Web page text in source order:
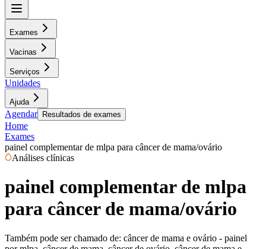
Exames
Vacinas
Serviços
Unidades
Ajuda
Agendar Resultados de exames
Home
Exames
painel complementar de mlpa para câncer de mama/ovário
Análises clínicas
painel complementar de mlpa
para câncer de mama/ovário
Também pode ser chamado de: câncer de mama e ovário - painel